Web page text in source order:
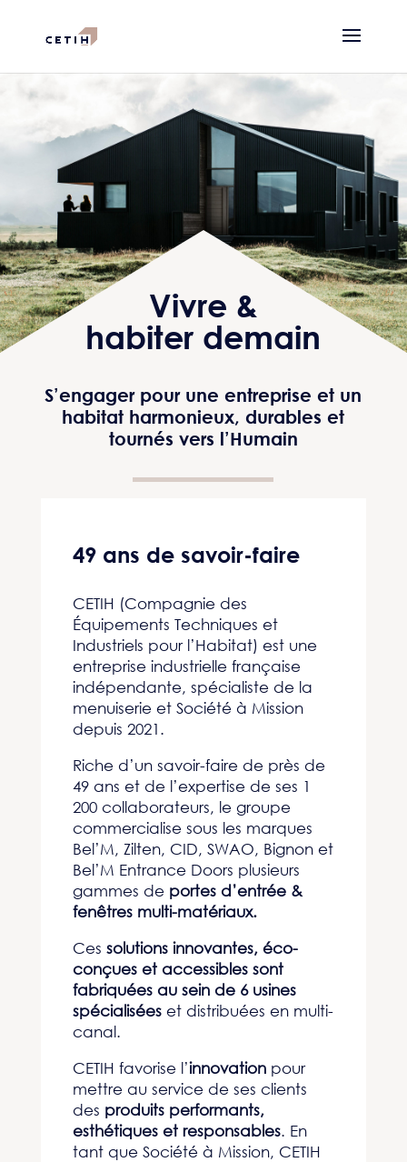
Vivre &
habiter demain
S’engager pour une entreprise et un
habitat harmonieux, durables et
tournés vers l’Humain
49 ans de savoir-faire
CETIH (Compagnie des
Équipements Techniques et
Industriels pour l’Habitat) est une
entreprise industrielle française
indépendante, spécialiste de la
menuiserie et Société à Mission
depuis 2021.
Riche d’un savoir-faire de près de
49 ans et de l’expertise de ses 1
200collaborateurs, le groupe
commercialise sous les marques
Bel’M, Zilten, CID, SWAO, Bignon et
Bel’M Entrance Doors plusieurs
gammes de portes d’entrée &
fenêtres multi-matériaux.
Ces solutions innovantes, éco-
conçues et accessibles sont
fabriquées au sein de 6 usines
spécialiséeset distribuées en multi-
canal.
CETIH favorise l’innovationpour
mettre au service de ses clients
des produits performants,
esthétiques et responsables. En
tant que Société à Mission, CETIH